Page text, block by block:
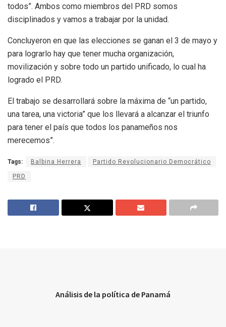
todos”. Ambos como miembros del PRD somos
disciplinados y vamos a trabajar por la unidad.
Concluyeron en que las elecciones se ganan el 3 de mayo y
para lograrlo hay que tener mucha organización,
movilización y sobre todo un partido unificado, lo cual ha
logrado el PRD.
El trabajo se desarrollará sobre la máxima de “un partido,
una tarea, una victoria” que los llevará a alcanzar el triunfo
para tener el país que todos los panameños nos
merecemos”.
Tags: Balbina Herrera Partido Revolucionario Democrático
PRD
Análisis de la política de Panamá